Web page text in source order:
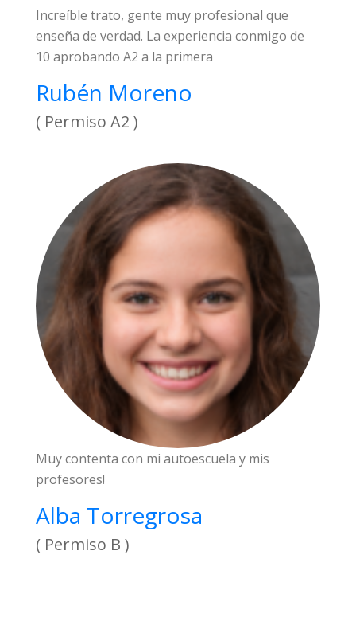
Increíble trato, gente muy profesional que
enseña de verdad. La experiencia conmigo de
10 aprobando A2 a la primera
Rubén Moreno
( Permiso A2 )
Muy contenta con mi autoescuela y mis
profesores!
Alba Torregrosa
( Permiso B )